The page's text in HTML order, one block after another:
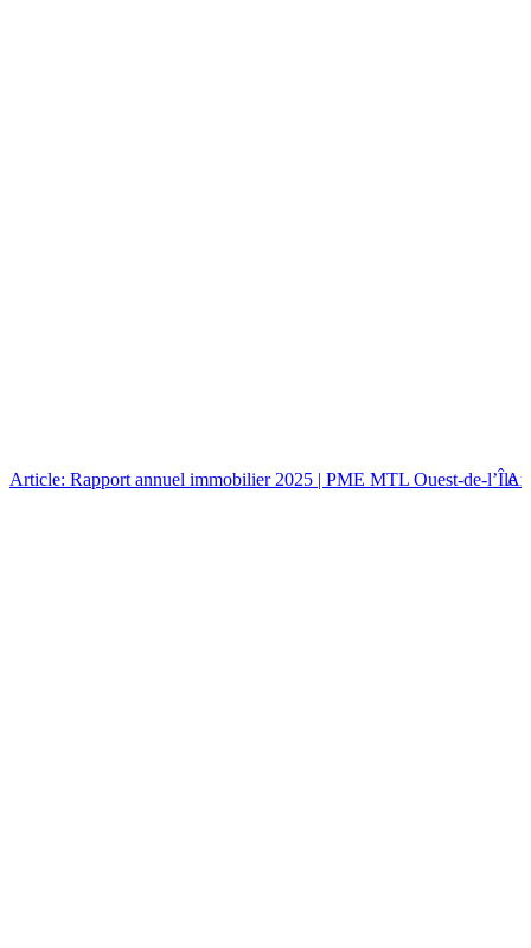
Article: Rapport annuel immobilier 2025 | PME MTL Ouest-de-l’Île